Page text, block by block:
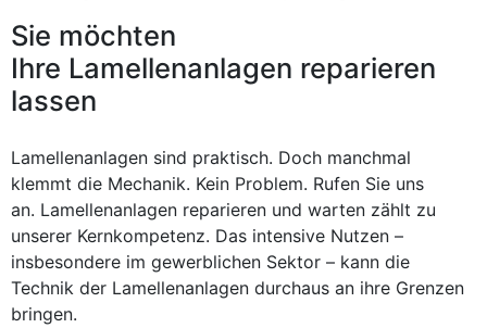
Sie möchten
Ihre Lamellenanlagen reparieren
lassen
Lamellenanlagen sind praktisch. Doch manchmal
klemmt die Mechanik. Kein Problem. Rufen Sie uns
an. Lamellenanlagen reparieren und warten zählt zu
unserer Kernkompetenz. Das intensive Nutzen –
insbesondere im gewerblichen Sektor – kann die
Technik der Lamellenanlagen durchaus an ihre Grenzen
bringen.